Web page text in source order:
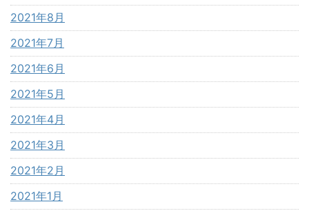
2021年8月
2021年7月
2021年6月
2021年5月
2021年4月
2021年3月
2021年2月
2021年1月